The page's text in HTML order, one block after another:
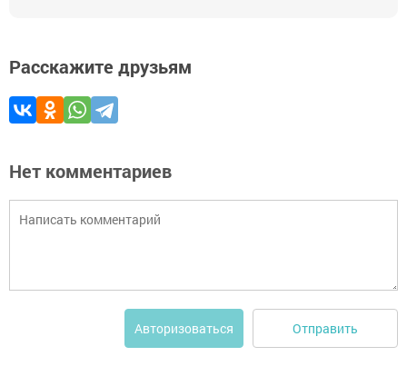
Расскажите друзьям
Нет комментариев
Авторизоваться Отправить